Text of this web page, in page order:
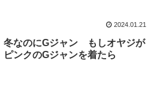
2024.01.21
冬なのにGジャン もしオヤジが
ピンクのGジャンを着たら